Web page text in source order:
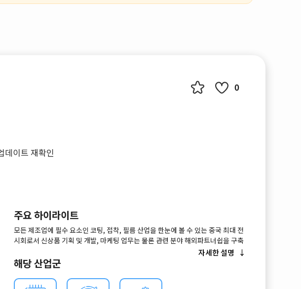
데이트 재확인
0
주요 하이라이트
모든 제조업에 필수 요소인 코팅, 접착, 필름 산업을 한눈에 볼 수 있는 중국 최대 전
시회로서 신상품 기획 및 개발, 마케팅 업무는 물론 관련 분야 해외파트너쉽을 구축
자세한 설명
해당 산업군